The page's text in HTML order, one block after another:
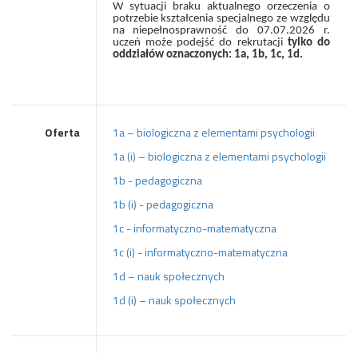
W sytuacji braku aktualnego orzeczenia o
potrzebie kształcenia specjalnego ze względu
na niepełnosprawność do 07.07.2026 r.
uczeń może podejść do rekrutacji tylko do
oddziałów oznaczonych: 1a, 1b, 1c, 1d.
Oferta
1a – biologiczna z elementami psychologii
1a (i) – biologiczna z elementami psychologii
1b - pedagogiczna
1b (i) - pedagogiczna
1c - informatyczno-matematyczna
1c (i) - informatyczno-matematyczna
1d – nauk społecznych
1d (i) – nauk społecznych